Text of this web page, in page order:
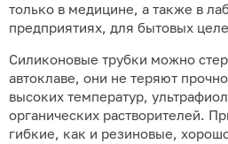
только в медицине, а также в
предприятиях, для бытовых
Силиконовые трубки можно
автоклаве, они не теряют
высоких температур,
органических растворителей.
гибкие, как и резиновые,